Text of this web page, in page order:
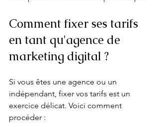
Comment fixer ses tarifs
en tant qu'agence de
marketing digital ?
Si vous êtes une agence ou un
indépendant, fixer vos tarifs est un
exercice délicat. Voici comment
procéder :